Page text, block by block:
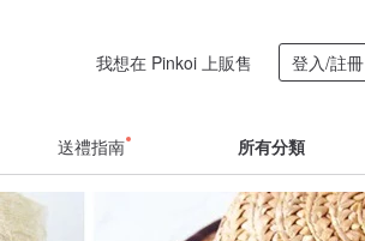
我想在 Pinkoi 上販售 登入/註冊
送禮指南 所有分類